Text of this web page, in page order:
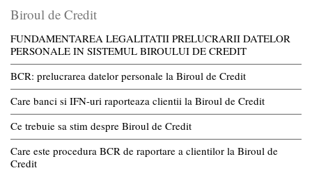
Biroul de Credit
FUNDAMENTAREA LEGALITATII PRELUCRARII DATELOR
PERSONALE IN SISTEMUL BIROULUI DE CREDIT
BCR: prelucrarea datelor personale la Biroul de Credit
Care banci si IFN-uri raporteaza clientii la Biroul de Credit
Ce trebuie sa stim despre Biroul de Credit
Care este procedura BCR de raportare a clientilor la Biroul de
Credit